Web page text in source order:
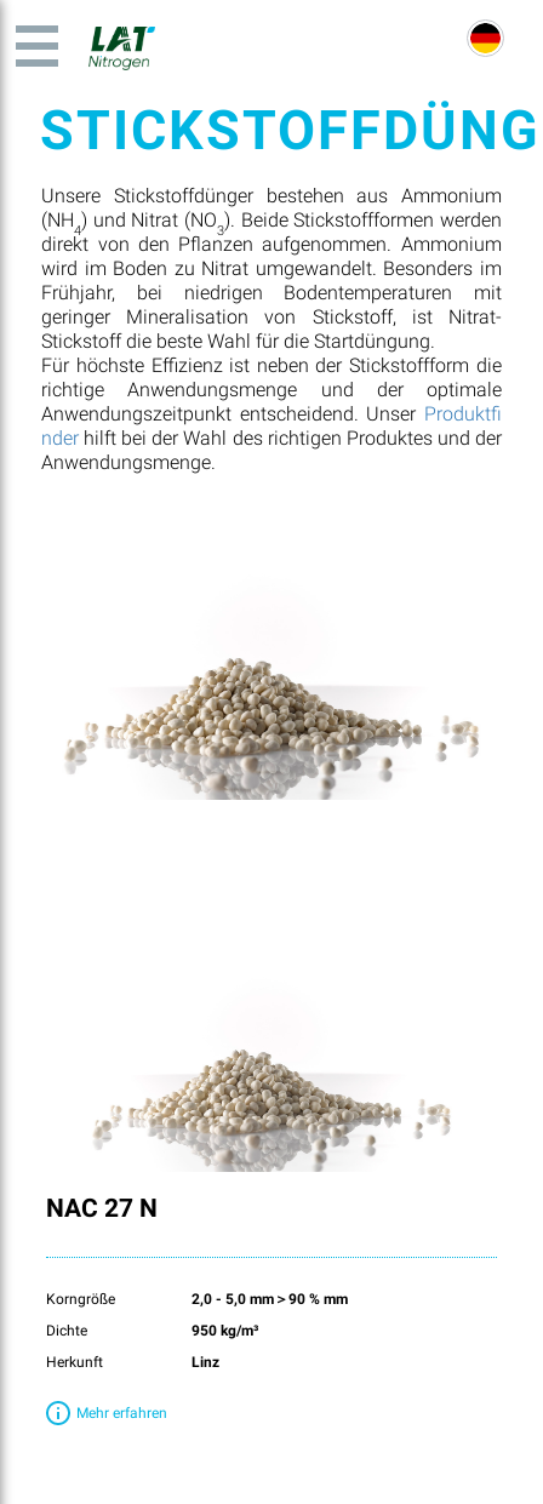
Unsere Stickstoffdünger bestehen aus Ammonium
(NH4) und Nitrat (NO3). Beide Stickstoffformen werden
direkt von den Pflanzen aufgenommen. Ammonium
wird im Boden zu Nitrat umgewandelt. Besonders im
Frühjahr, bei niedrigen Bodentemperaturen mit
geringer Mineralisation von Stickstoff, ist Nitrat-
Stickstoff die beste Wahl für die Startdüngung.
Für höchste Effizienz ist neben der Stickstoffform die
richtige Anwendungsmenge und der optimale
Anwendungszeitpunkt entscheidend. Unser Produktfi
nder hilft bei der Wahl des richtigen Produktes und der
Anwendungsmenge.
NAC 27 N
Korngröße
2,0 - 5,0 mm＞90 % mm
Dichte
950 kg/m³
Herkunft
Linz
Mehr erfahren